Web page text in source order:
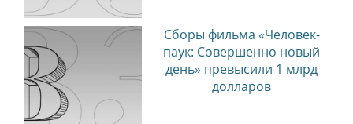
Сборы фильма «Человек-
паук: Совершенно новый
день» превысили 1 млрд
долларов